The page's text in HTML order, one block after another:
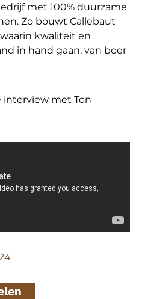
met 100% duurzame
Zo bouwt Callebaut
kwaliteit en
in hand gaan, van boer
interview met Ton